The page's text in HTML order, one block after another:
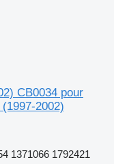
CB0034 pour
2002)
1371066 1792421